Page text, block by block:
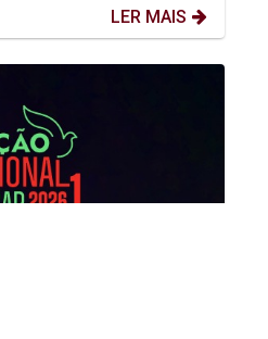
LER MAIS